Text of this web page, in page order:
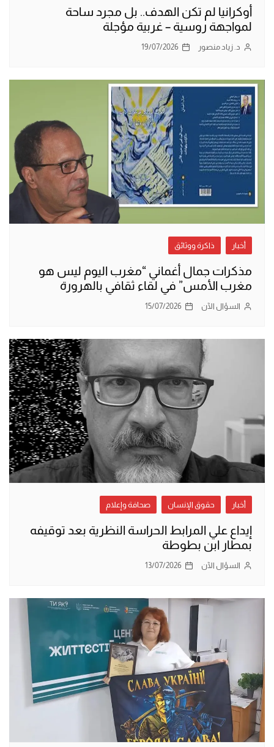
أوكرانيا لم تكن الهدف.. بل مجرد ساحة
لمواجهة روسية – غربية مؤجلة
د. زياد منصور 19/07/2026
أخبار ذاكرة ووثائق
مذكرات جمال أغماني “مغرب اليوم ليس هو
مغرب الأمس” في لقاء ثقافي بالهرورة
السؤال الآن 15/07/2026
أخبار حقوق الإنسان صحافة وإعلام
إيداع علي المرابط الحراسة النظرية بعد توقيفه
بمطار ابن بطوطة
السؤال الآن 13/07/2026